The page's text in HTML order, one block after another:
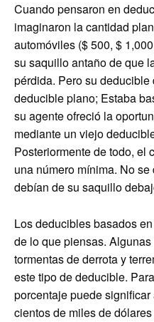
Cuando pensaron en
imaginaron la cantidad
automóviles ($ 500, $
su saquillo antaño de que
pérdida. Pero su deducible
deducible plano; Estaba
su agente ofreció la
mediante un viejo
Posteriormente de todo, el
una número mínima. No
debían de su saquillo
Los deducibles basados
de lo que piensas.
tormentas de derrota y
este tipo de deducible.
porcentaje puede
cientos de miles de